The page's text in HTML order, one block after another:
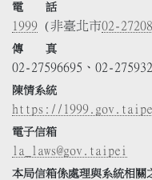
電 話
1999 (非臺北市02-
傳 真
02-27596695、02-
陳情系統
https://
電子信箱
la_laws@gov.taipei
本局信箱係處理與系統相關